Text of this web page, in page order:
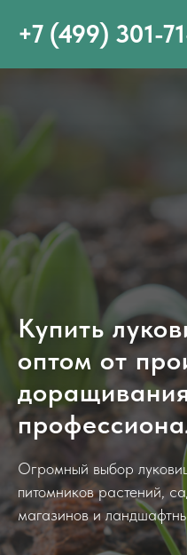
+7 (499) 301-
Купить
оптом от
Огромный выбор
питомников растений,
магазинов и